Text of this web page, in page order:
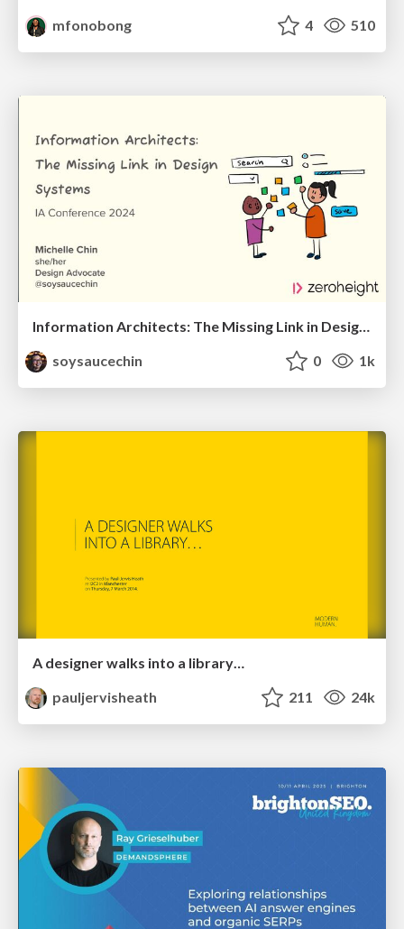
mfonobong
4 510
Information Architects: The Missing Link in Design Systems
soysaucechin
0 1k
A designer walks into a library…
pauljervisheath
211 24k